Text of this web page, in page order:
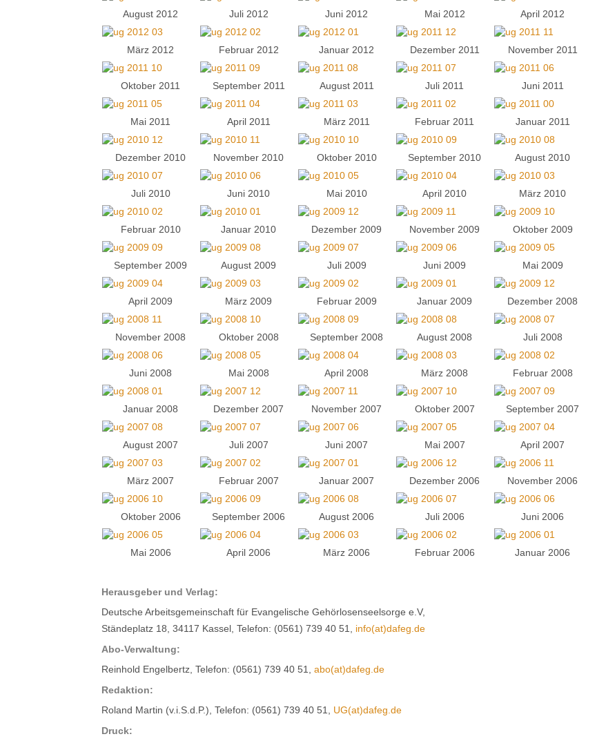
August 2012 Juli 2012 Juni 2012 Mai 2012 April 2012
März 2012 Februar 2012 Januar 2012 Dezember 2011 November 2011
Oktober 2011 September 2011 August 2011 Juli 2011 Juni 2011
Mai 2011 April 2011 März 2011 Februar 2011 Januar 2011
Dezember 2010 November 2010 Oktober 2010 September 2010 August 2010
Juli 2010 Juni 2010 Mai 2010 April 2010 März 2010
Februar 2010 Januar 2010 Dezember 2009 November 2009 Oktober 2009
September 2009 August 2009 Juli 2009 Juni 2009 Mai 2009
April 2009 März 2009 Februar 2009 Januar 2009 Dezember 2008
November 2008 Oktober 2008 September 2008 August 2008 Juli 2008
Juni 2008 Mai 2008 April 2008 März 2008 Februar 2008
Januar 2008 Dezember 2007 November 2007 Oktober 2007 September 2007
August 2007 Juli 2007 Juni 2007 Mai 2007 April 2007
März 2007 Februar 2007 Januar 2007 Dezember 2006 November 2006
Oktober 2006 September 2006 August 2006 Juli 2006 Juni 2006
Mai 2006 April 2006 März 2006 Februar 2006 Januar 2006
Herausgeber und Verlag:
Deutsche Arbeitsgemeinschaft für Evangelische Gehörlosenseelsorge e.V,
Ständeplatz 18, 34117 Kassel, Telefon: (0561) 739 40 51, info(at)dafeg.de
Abo-Verwaltung:
Reinhold Engelbertz, Telefon: (0561) 739 40 51, abo(at)dafeg.de
Redaktion:
Roland Martin (v.i.S.d.P.), Telefon: (0561) 739 40 51, UG(at)dafeg.de
Druck: